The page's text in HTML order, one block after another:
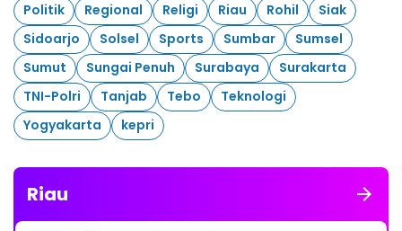
Politik
Regional Religi Riau Rohil
Siak
Sidoarjo
Solsel Sports Sumbar
Sumsel
Sumut
Sungai Penuh Surabaya
Surakarta
TNI-Polri
Tanjab Tebo
Teknologi
Yogyakarta
kepri
Riau